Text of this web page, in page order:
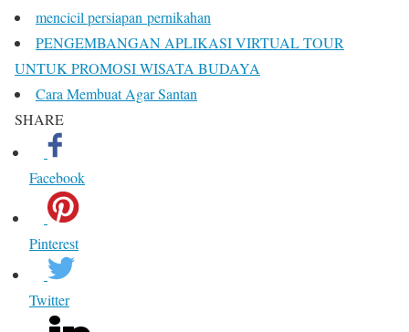
mencicil persiapan pernikahan
PENGEMBANGAN APLIKASI VIRTUAL TOUR
UNTUK PROMOSI WISATA BUDAYA
Cara Membuat Agar Santan
SHARE
Facebook
Pinterest
Twitter